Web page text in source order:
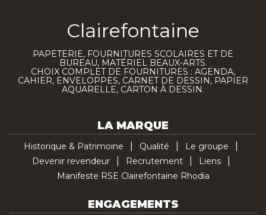
Clairefontaine
PAPETERIE, FOURNITURES SCOLAIRES ET DE
BUREAU, MATÉRIEL BEAUX-ARTS.
CHOIX COMPLET DE FOURNITURES : AGENDA,
CAHIER, ENVELOPPES, CARNET DE DESSIN, PAPIER
AQUARELLE, CARTON À DESSIN.
LA MARQUE
Historique & Patrimoine Qualité
Le groupe
Devenir revendeur
Recrutement
Liens
Manifeste RSE Clairefontaine Rhodia
ENGAGEMENTS